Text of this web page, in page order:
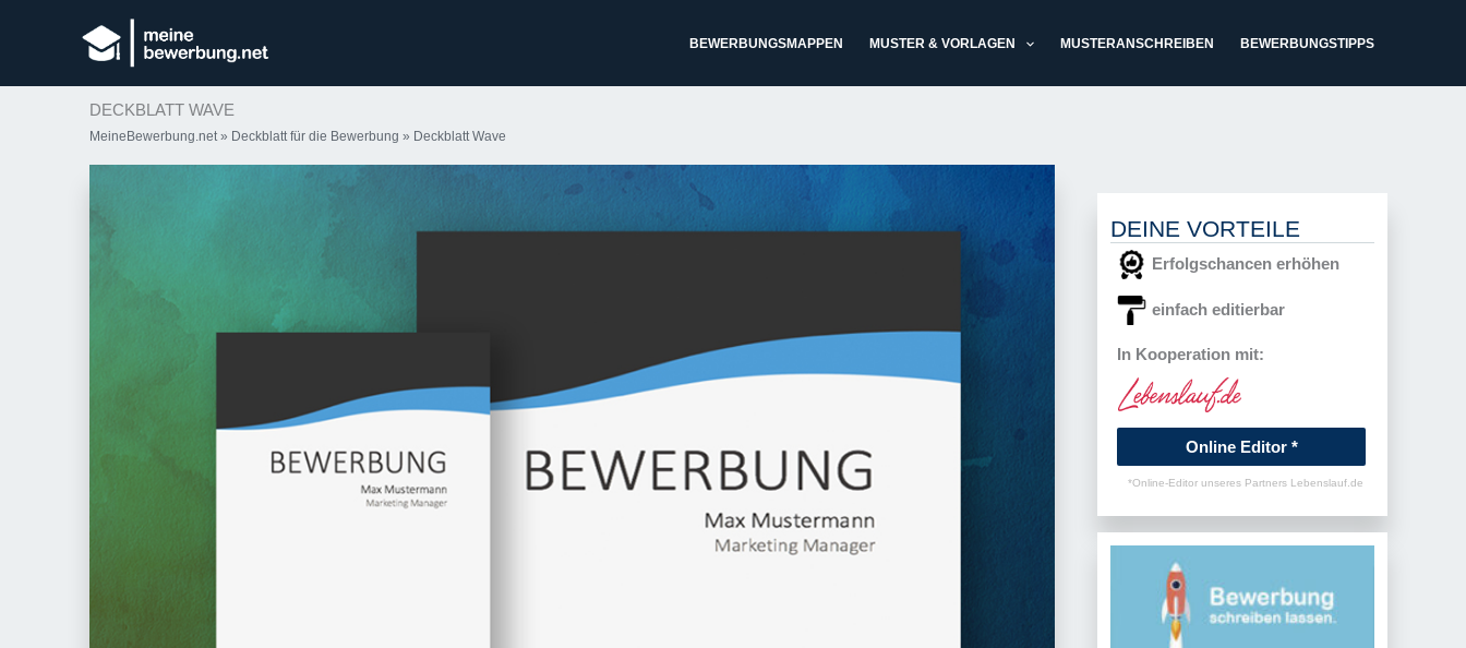
BEWERBUNGSMAPPEN MUSTER & VORLAGEN MUSTERANSCHREIBEN BEWERBUNGSTIPPS
DECKBLATT WAVE
MeineBewerbung.net» Deckblatt für die Bewerbung » Deckblatt Wave
DEINE VORTEILE
Erfolgschancen erhöhen
einfach editierbar
In Kooperation mit:
Online Editor *
*Online-Editor unseres Partners Lebenslauf.de